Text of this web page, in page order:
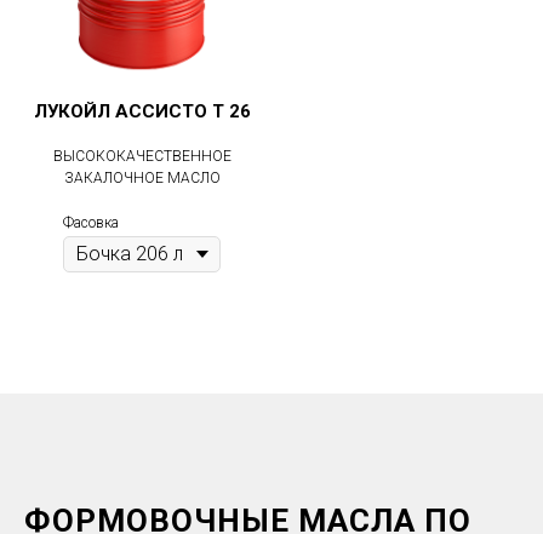
ЛУКОЙЛ АССИСТО Т 26
ВЫСОКОКАЧЕСТВЕННОЕ
ЗАКАЛОЧНОЕ МАСЛО
Фасовка
ФОРМОВОЧНЫЕ МАСЛА ПО